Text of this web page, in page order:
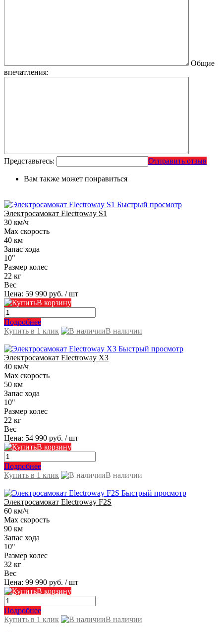
Общие
впечатления:
Представьтесь: Отправить отзыв
Вам также может понравиться
Быстрый просмотр
Электросамокат Electroway S1
30 км/ч
Max скорость
40 км
Запас хода
10"
Размер колес
22 кг
Вес
Цена: 59 990 руб. / шт
В корзину
Подробнее
Купить в 1 клик
В наличии
Быстрый просмотр
Электросамокат Electroway X3
40 км/ч
Max скорость
50 км
Запас хода
10"
Размер колес
22 кг
Вес
Цена: 54 990 руб. / шт
В корзину
Подробнее
Купить в 1 клик
В наличии
Быстрый просмотр
Электросамокат Electroway F2S
60 км/ч
Max скорость
90 км
Запас хода
10"
Размер колес
32 кг
Вес
Цена: 99 990 руб. / шт
В корзину
Подробнее
Купить в 1 клик
В наличии